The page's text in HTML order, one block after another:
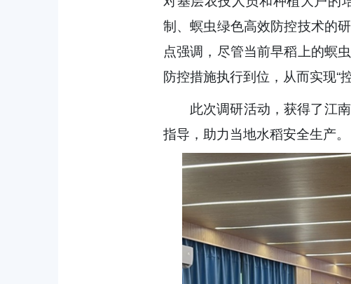
制、螟虫绿色高效防控技术的
点强调，尽管当前早稻上的螟
防控措施执行到位，从而实现“
此次调研活动，获得了江
指导，助力当地水稻安全生产。